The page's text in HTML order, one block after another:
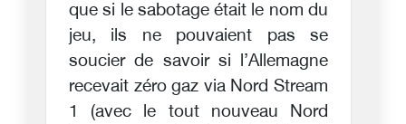
que si le sabotage était le nom du
jeu, ils ne pouvaient pas se
soucier de savoir si l’Allemagne
recevait zéro gaz via Nord Stream
1 (avec le tout nouveau Nord